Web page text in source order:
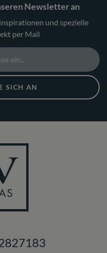
Newsletter an
und spezielle
per Mail
SICH AN